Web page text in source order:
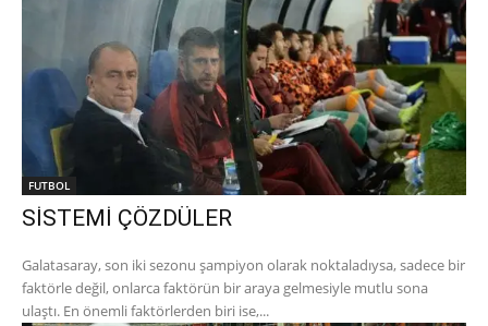
FUTBOL
SİSTEMİ ÇÖZDÜLER
Galatasaray, son iki sezonu şampiyon olarak noktaladıysa, sadece bir
faktörle değil, onlarca faktörün bir araya gelmesiyle mutlu sona
ulaştı. En önemli faktörlerden biri ise,...